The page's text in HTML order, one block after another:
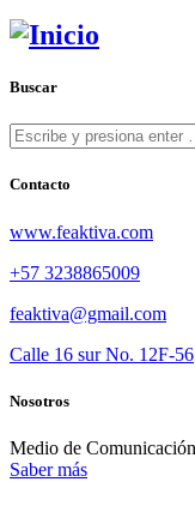
Buscar
Contacto
www.feaktiva.com
+57 3238865009
feaktiva@gmail.com
Calle 16 sur No. 12F-56
Nosotros
Medio de Comunicación
Saber más